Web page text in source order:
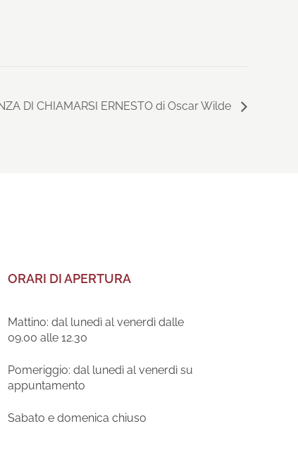
DI CHIAMARSI ERNESTO di Oscar Wilde
ORARI DI APERTURA
Mattino: dal lunedì al venerdì dalle
09.00 alle 12.30
Pomeriggio: dal lunedì al venerdì su
appuntamento
Sabato e domenica chiuso